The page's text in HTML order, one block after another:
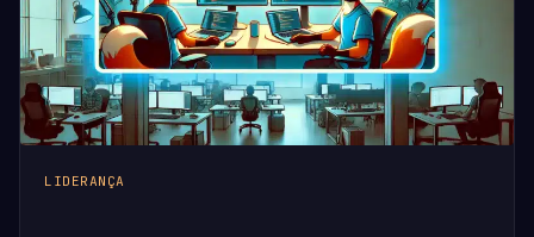
LIDERANÇA